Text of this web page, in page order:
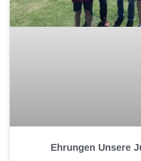
Ehrungen Unsere